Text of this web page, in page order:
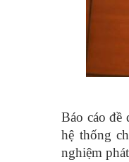
Báo cáo đề
hệ thống
nghiệm